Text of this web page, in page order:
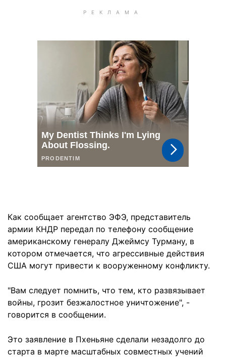
Как сообщает агентство ЭФЭ, представитель
армии КНДР передал по телефону сообщение
американскому генералу Джеймсу Турману, в
котором отмечается, что агрессивные действия
США могут привести к вооруженному конфликту.
"Вам следует помнить, что тем, кто развязывает
войны, грозит безжалостное уничтожение", -
говорится в сообщении.
Это заявление в Пхеньяне сделали незадолго до
старта в марте масштабных совместных учений